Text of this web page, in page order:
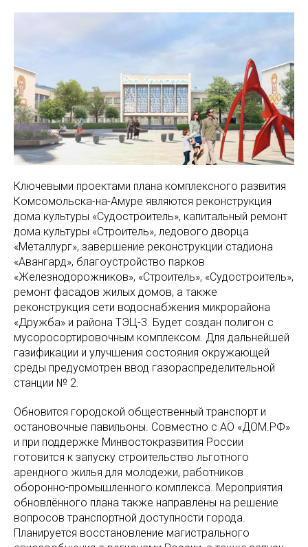
Ключевыми проектами плана комплексного развития
Комсомольска-на-Амуре являются реконструкция
дома культуры «Судостроитель», капитальный ремонт
дома культуры «Строитель», ледового дворца
«Металлург», завершение реконструкции стадиона
«Авангард», благоустройство парков
«Железнодорожников», «Строитель», «Судостроитель»,
ремонт фасадов жилых домов, а также
реконструкция сети водоснабжения микрорайона
«Дружба» и района ТЭЦ-3. Будет создан полигон с
мусоросортировочным комплексом. Для дальнейшей
газификации и улучшения состояния окружающей
среды предусмотрен ввод газораспределительной
станции № 2.
Обновится городской общественный транспорт и
остановочные павильоны. Совместно с АО «ДОМ.РФ»
и при поддержке Минвостокразвития России
готовится к запуску строительство льготного
арендного жилья для молодежи, работников
оборонно-промышленного комплекса. Мероприятия
обновлённого плана также направлены на решение
вопросов транспортной доступности города.
Планируется восстановление магистрального